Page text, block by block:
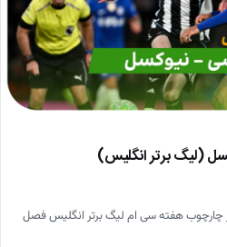
چارچوب هفته سی ام لیگ برتر انگلیس فصل